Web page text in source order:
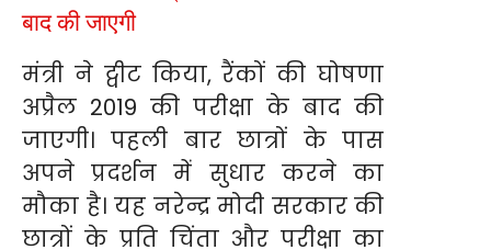
बाद की जाएगी
मंत्री ने ट्वीट किया, रैंकों की घोषणा
अप्रैल 2019 की परीक्षा के बाद की
जाएगी। पहली बार छात्रों के पास
अपने प्रदर्शन में सुधार करने का
मौका है। यह नरेन्द्र मोदी सरकार की
छात्रों के प्रति चिंता और परीक्षा का